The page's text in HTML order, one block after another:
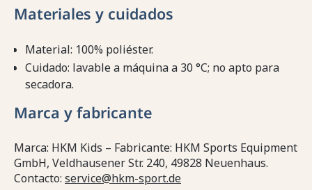
Materiales y cuidados
Material: 100% poliéster.
Cuidado: lavable a máquina a 30 °C; no apto para
secadora.
Marca y fabricante
Marca: HKM Kids – Fabricante: HKM Sports Equipment
GmbH, Veldhausener Str. 240, 49828 Neuenhaus.
Contacto: service@hkm-sport.de